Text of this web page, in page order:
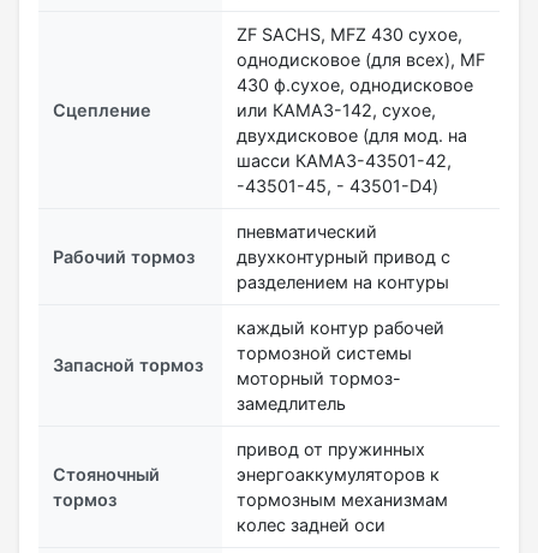
Сцепление
ZF SACHS, MFZ 430 сухое,
однодисковое (для всех), МF
430 ф.сухое, однодисковое
или КАМАЗ-142, сухое,
двухдисковое (для мод. на
шасси КАМАЗ-43501-42,
-43501-45, - 43501-D4)
Рабочий тормоз
пневматический
двухконтурный привод с
разделением на контуры
Запасной тормоз
каждый контур рабочей
тормозной системы
моторный тормоз-
замедлитель
Стояночный
тормоз
привод от пружинных
энергоаккумуляторов к
тормозным механизмам
колес задней оси